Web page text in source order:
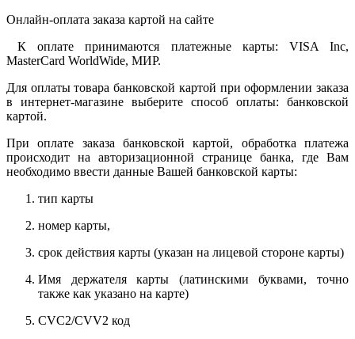
Онлайн-оплата заказа картой на сайте
К оплате принимаются платежные карты: VISA Inc,
MasterCard WorldWide, МИР.
Для оплаты товара банковской картой при оформлении заказа
в интернет-магазине выберите способ оплаты: банковской
картой.
При оплате заказа банковской картой, обработка платежа
происходит на авторизационной странице банка, где Вам
необходимо ввести данные Вашей банковской карты:
тип карты
номер карты,
срок действия карты (указан на лицевой стороне карты)
Имя держателя карты (латинскими буквами, точно
также как указано на карте)
CVC2/CVV2 код